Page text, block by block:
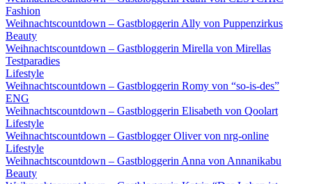
Fashion
Weihnachtscountdown – Gastbloggerin Ally von Puppenzirkus
Beauty
Weihnachtscountdown – Gastbloggerin Mirella von Mirellas
Testparadies
Lifestyle
Weihnachtscountdown – Gastbloggerin Romy von “so-is-des”
ENG
Weihnachtscountdown – Gastbloggerin Elisabeth von Qoolart
Lifestyle
Weihnachtscountdown – Gastblogger Oliver von nrg-online
Lifestyle
Weihnachtscountdown – Gastbloggerin Anna von Annanikabu
Beauty